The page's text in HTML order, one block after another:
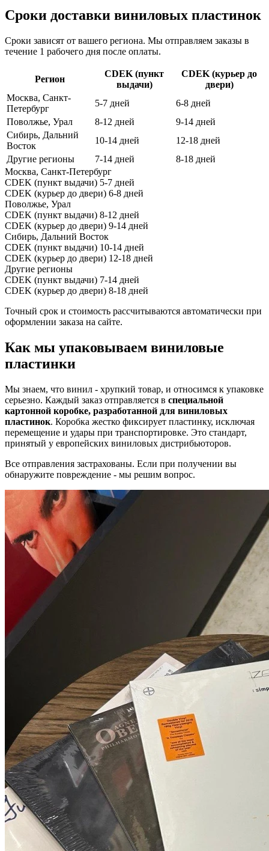
Сроки доставки виниловых пластинок
Сроки зависят от вашего региона. Мы отправляем заказы в
течение 1 рабочего дня после оплаты.
Регион
CDEK (пункт
выдачи)
CDEK (курьер до
двери)
Москва, Санкт-
Петербург
5-7 дней
6-8 дней
Поволжье, Урал
8-12 дней
9-14 дней
Сибирь, Дальний
Восток
10-14 дней
12-18 дней
Другие регионы
7-14 дней
8-18 дней
Москва, Санкт-Петербург
CDEK (пункт выдачи) 5-7 дней
CDEK (курьер до двери) 6-8 дней
Поволжье, Урал
CDEK (пункт выдачи) 8-12 дней
CDEK (курьер до двери) 9-14 дней
Сибирь, Дальний Восток
CDEK (пункт выдачи) 10-14 дней
CDEK (курьер до двери) 12-18 дней
Другие регионы
CDEK (пункт выдачи) 7-14 дней
CDEK (курьер до двери) 8-18 дней
Точный срок и стоимость рассчитываются автоматически при
оформлении заказа на сайте.
Как мы упаковываем виниловые
пластинки
Мы знаем, что винил - хрупкий товар, и относимся к упаковке
серьезно. Каждый заказ отправляется в специальной
картонной коробке, разработанной для виниловых
пластинок. Коробка жестко фиксирует пластинку, исключая
перемещение и удары при транспортировке. Это стандарт,
принятый у европейских виниловых дистрибьюторов.
Все отправления застрахованы. Если при получении вы
обнаружите повреждение - мы решим вопрос.